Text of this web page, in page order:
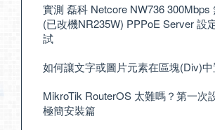
實測 磊科 Netcore NW736 300Mbps
(已改機NR235W) PPPoE Server 設
試
如何讓文字或圖片元素在區塊(Div)中
MikroTik RouterOS 太難嗎？第一次
極簡安裝篇